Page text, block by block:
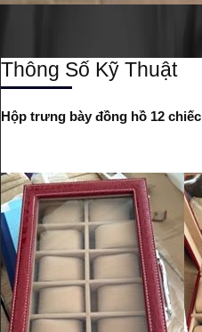
Thông Số Kỹ Thuật
Hộp trưng bày đồng hồ 12 chiếc